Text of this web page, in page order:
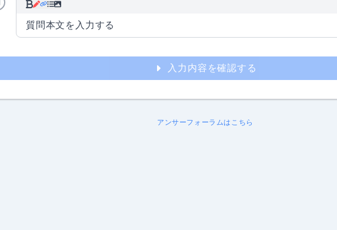
質問本文を入力する
入力内容を確認する
アンサーフォーラムはこちら